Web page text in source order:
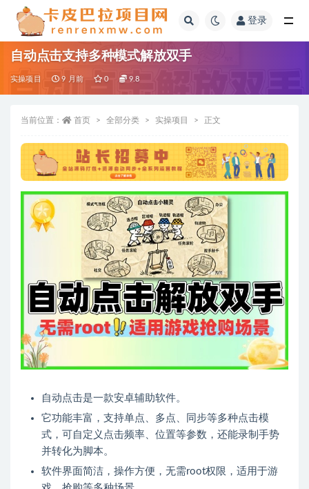
登录
自动点击支持多种模式解放双手
实操项目 9 月前 0 9.8
当前位置： 首页 全部分类 实操项目 正文
自动点击是一款安卓辅助软件。
它功能丰富，支持单点、多点、同步等多种点击模
式，可自定义点击频率、位置等参数，还能录制手势
并转化为脚本。
软件界面简洁，操作方便，无需root权限，适用于游
全部